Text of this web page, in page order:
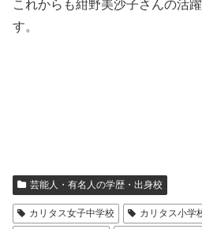
これからも紺野美沙子さんの活
す。
芸能人・有名人の学歴・出身校
カリタス女子中学校 カリタス小学